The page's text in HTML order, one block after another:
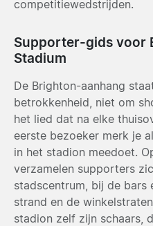
competitiewedstrijden.
Supporter-gids voor
Stadium
De Brighton-aanhang
betrokkenheid, niet om
het lied dat na elke
eerste bezoeker merk je
in het stadion meedoet.
verzamelen supporters
stadscentrum, bij de bars
strand en de
stadion zelf zijn schaars,